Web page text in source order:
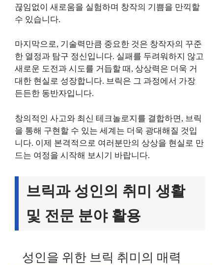
끊임없이 새로움을 실험하며 창작의 기쁨을 만끽할
수 있습니다.
마지막으로, 기술력만큼 중요한 것은 창작자의 꾸준
한 열정과 탐구 정신입니다. 실패를 두려워하지 않고
새로운 도전과 시도를 거듭할 때, 상상력은 더욱 거
대한 현실로 성장합니다. 브릭은 그 과정에서 가장
든든한 동반자입니다.
창의적인 사고와 최신 테크놀로지를 결합하면, 브릭
을 통해 구현할 수 있는 세계는 더욱 광대해질 것입
니다. 이제 본격적으로 여러분만의 상상을 현실로 만
드는 여정을 시작해 보시기 바랍니다.
브릭과 성인의 취미 생활
및 전문 분야 활용
성인을 위한 브릭 취미의 매력